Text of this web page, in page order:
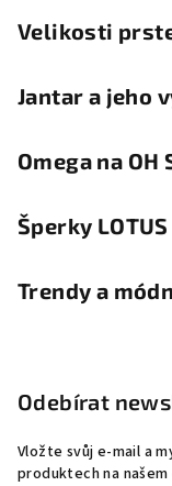
Velikosti
Jantar a jeho
Omega na OH
Šperky LOTUS
Trendy a
Odebírat
Vložte svůj e-mail a
produktech na našem